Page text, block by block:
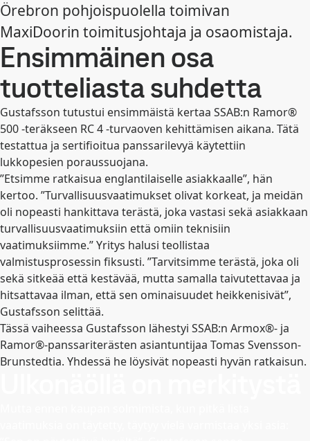
Örebron pohjoispuolella toimivan
MaxiDoorin toimitusjohtaja ja osaomistaja.
Ensimmäinen osa
tuotteliasta suhdetta
Gustafsson tutustui ensimmäistä kertaa SSAB:n Ramor®
500 -teräkseen RC 4 -turvaoven kehittämisen aikana. Tätä
testattua ja sertifioitua panssarilevyä käytettiin
lukkopesien poraussuojana.
”Etsimme ratkaisua englantilaiselle asiakkaalle”, hän
kertoo. ”Turvallisuusvaatimukset olivat korkeat, ja meidän
oli nopeasti hankittava terästä, joka vastasi sekä asiakkaan
turvallisuusvaatimuksiin että omiin teknisiin
vaatimuksiimme.” Yritys halusi teollistaa
valmistusprosessin fiksusti. ”Tarvitsimme terästä, joka oli
sekä sitkeää että kestävää, mutta samalla taivutettavaa ja
hitsattavaa ilman, että sen ominaisuudet heikkenisivät”,
Gustafsson selittää.
Tässä vaiheessa Gustafsson lähestyi SSAB:n Armox®- ja
Ramor®-panssariterästen asiantuntijaa Tomas Svensson-
Brunstedtia. Yhdessä he löysivät nopeasti hyvän ratkaisun.